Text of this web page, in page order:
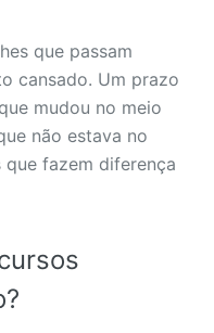
que passam
cansado. Um prazo
mudou no meio
não estava no
que fazem diferença